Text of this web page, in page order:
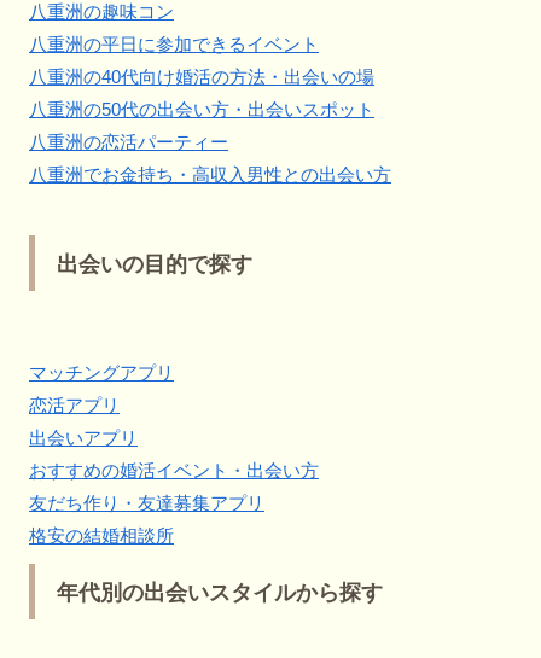
八重洲の趣味コン
八重洲の平日に参加できるイベント
八重洲の40代向け婚活の方法・出会いの場
八重洲の50代の出会い方・出会いスポット
八重洲の恋活パーティー
八重洲でお金持ち・高収入男性との出会い方
出会いの目的で探す
マッチングアプリ
恋活アプリ
出会いアプリ
おすすめの婚活イベント・出会い方
友だち作り・友達募集アプリ
格安の結婚相談所
年代別の出会いスタイルから探す